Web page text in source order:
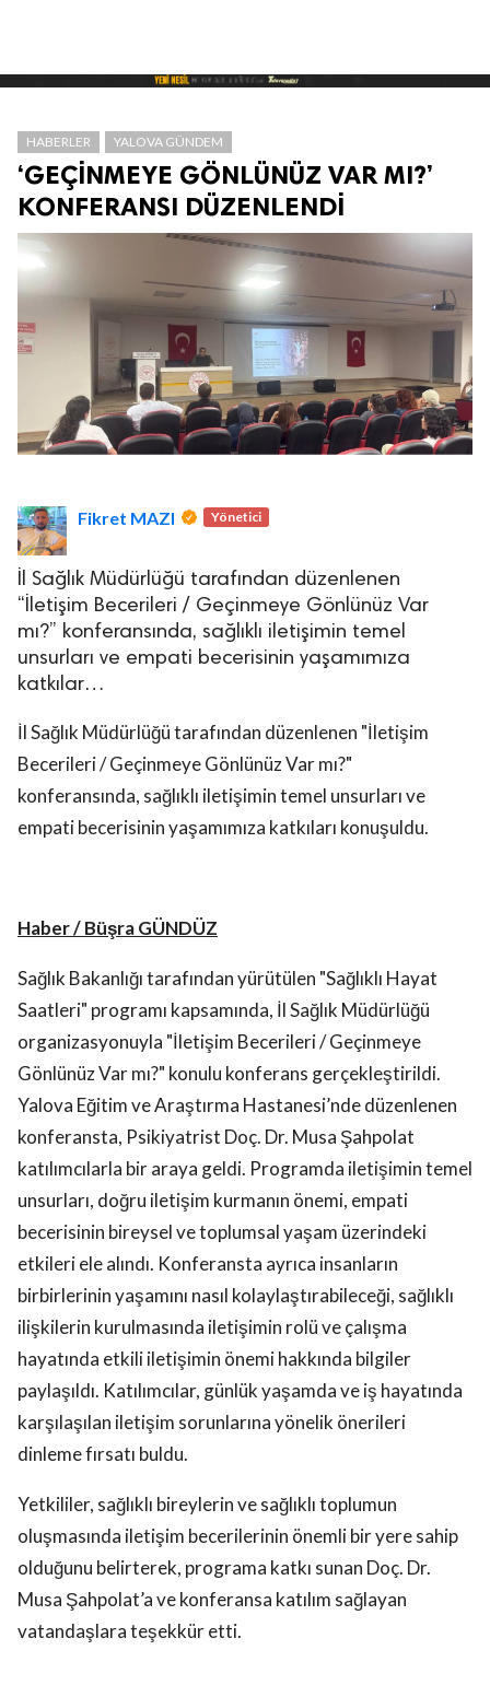
Asayiş
Saklıdır.
HABERLER YALOVA GÜNDEM
‘GEÇİNMEYE GÖNLÜNÜZ VAR MI?’
KONFERANSI DÜZENLENDİ
Fikret MAZI Yönetici
İl Sağlık Müdürlüğü tarafından düzenlenen
“İletişim Becerileri / Geçinmeye Gönlünüz Var
mı?” konferansında, sağlıklı iletişimin temel
unsurları ve empati becerisinin yaşamımıza
katkılar…
İl Sağlık Müdürlüğü tarafından düzenlenen "İletişim
Becerileri / Geçinmeye Gönlünüz Var mı?"
konferansında, sağlıklı iletişimin temel unsurları ve
empati becerisinin yaşamımıza katkıları konuşuldu.
Haber / Büşra GÜNDÜZ
Sağlık Bakanlığı tarafından yürütülen "Sağlıklı Hayat
Saatleri" programı kapsamında, İl Sağlık Müdürlüğü
organizasyonuyla "İletişim Becerileri / Geçinmeye
Gönlünüz Var mı?" konulu konferans gerçekleştirildi.
Yalova Eğitim ve Araştırma Hastanesi’nde düzenlenen
konferansta, Psikiyatrist Doç. Dr. Musa Şahpolat
katılımcılarla bir araya geldi. Programda iletişimin temel
unsurları, doğru iletişim kurmanın önemi, empati
becerisinin bireysel ve toplumsal yaşam üzerindeki
etkileri ele alındı. Konferansta ayrıca insanların
birbirlerinin yaşamını nasıl kolaylaştırabileceği, sağlıklı
ilişkilerin kurulmasında iletişimin rolü ve çalışma
hayatında etkili iletişimin önemi hakkında bilgiler
paylaşıldı. Katılımcılar, günlük yaşamda ve iş hayatında
karşılaşılan iletişim sorunlarına yönelik önerileri
dinleme fırsatı buldu.
Yetkililer, sağlıklı bireylerin ve sağlıklı toplumun
oluşmasında iletişim becerilerinin önemli bir yere sahip
olduğunu belirterek, programa katkı sunan Doç. Dr.
Musa Şahpolat’a ve konferansa katılım sağlayan
vatandaşlara teşekkür etti.